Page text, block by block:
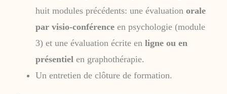
huit modules précédents: une évaluation orale
par visio-conférence en psychologie (module
3) et une évaluation écrite en ligne ou en
présentiel en graphothérapie.
Un entretien de clôture de formation.